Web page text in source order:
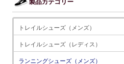
製品カテゴリー
トレイルシューズ（メンズ）
トレイルシューズ（レディス）
ランニングシューズ（メンズ）